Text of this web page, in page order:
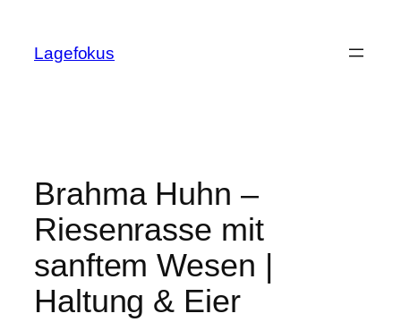
content
Lagefokus
Brahma Huhn –
Riesenrasse mit
sanftem Wesen |
Haltung & Eier